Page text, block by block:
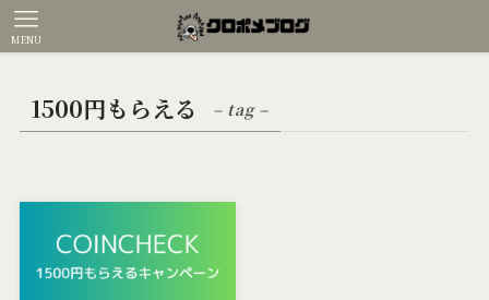
MENU
1500円もらえる – tag –